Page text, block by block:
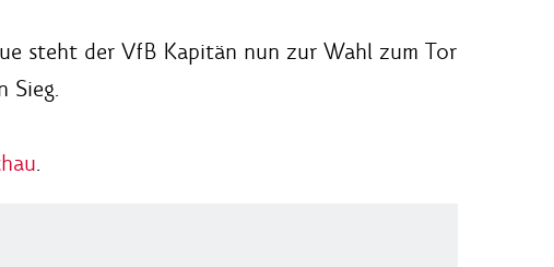
steht der VfB Kapitän nun zur Wahl zum Tor
Sieg.
.